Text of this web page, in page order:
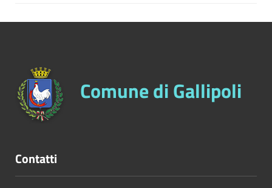
Comune di Gallipoli
Contatti